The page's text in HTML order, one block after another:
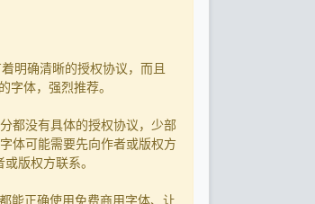
明确清晰的授权协议，而且
字体，强烈推荐。
都没有具体的授权协议，少部
体可能需要先向作者或版权方
版权方联系。
能正确使用免费商用字体、让